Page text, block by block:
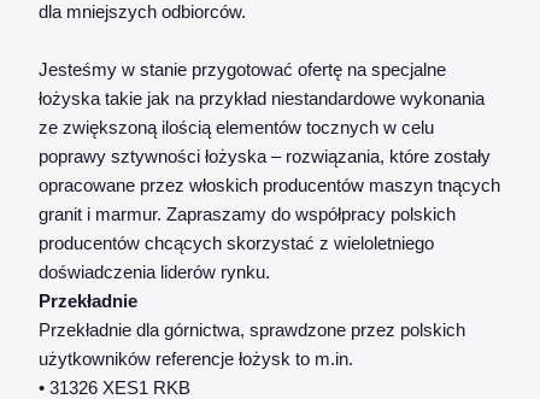
dla mniejszych odbiorców.
Jesteśmy w stanie przygotować ofertę na specjalne
łożyska takie jak na przykład niestandardowe wykonania
ze zwiększoną ilością elementów tocznych w celu
poprawy sztywności łożyska – rozwiązania, które zostały
opracowane przez włoskich producentów maszyn tnących
granit i marmur. Zapraszamy do współpracy polskich
producentów chcących skorzystać z wieloletniego
doświadczenia liderów rynku.
Przekładnie
Przekładnie dla górnictwa, sprawdzone przez polskich
użytkowników referencje łożysk to m.in.
• 31326 XES1 RKB